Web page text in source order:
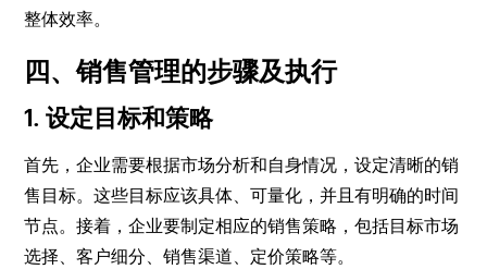
整体效率。
四、销售管理的步骤及执行
1. 设定目标和策略
首先，企业需要根据市场分析和自身情况，设定清晰的销
售目标。这些目标应该具体、可量化，并且有明确的时间
节点。接着，企业要制定相应的销售策略，包括目标市场
选择、客户细分、销售渠道、定价策略等。